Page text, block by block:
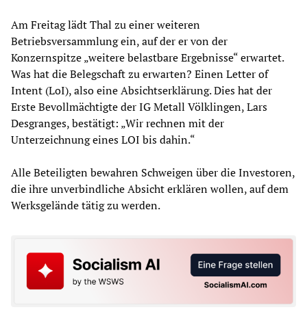
Am Freitag lädt Thal zu einer weiteren
Betriebsversammlung ein, auf der er von der
Konzernspitze „weitere belastbare Ergebnisse“ erwartet.
Was hat die Belegschaft zu erwarten? Einen Letter of
Intent (LoI), also eine Absichtserklärung. Dies hat der
Erste Bevollmächtigte der IG Metall Völklingen, Lars
Desgranges, bestätigt: „Wir rechnen mit der
Unterzeichnung eines LOI bis dahin.“
Alle Beteiligten bewahren Schweigen über die Investoren,
die ihre unverbindliche Absicht erklären wollen, auf dem
Werksgelände tätig zu werden.